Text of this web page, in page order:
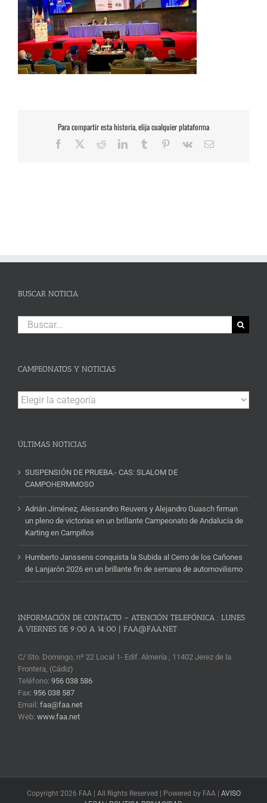
Para compartir esta historia, elija cualquier plataforma
Facebook RedditLinkedInTumblr Pinterest
Vk
Correo
BUSCAR NOTICIA
Buscar:
CAMPEONATOS Y NOTICIAS
Campeonatos
y
ÚLTIMAS NOTICIAS
SUSPENSIÓN DE PRUEBA.- CAS: SLALOM DE
CAMPOHERMMOSO
Adrián Jiménez, Alessandro Reuvers y Alejandro Guasch firman
un pleno de victorias en un brillante Campeonato de Andalucía de
Karting en Campillos
Humberto Janssens conquista la Subida al Cerro de los Cañones
de Lanjarón 2026 en un brillante fin de semana de automovilismo
INFORMACIÓN DE CONTACTO – ATENCIÓN TELEFÓNICA : LUNES
A VIERNES DE 9:00 A 14:00 | FAA@FAA.NET
C/ Sto. Domingo, nº 22 Local 1- Edif. Almería , 11402 Jerez de la
Frontera, (Cádiz)
Teléfono: 956 038 586
Fax: 956 038 587
Email: faa@faa.net
Web: www.faa.net
Copyright 2026 FAA | All Rights Reserved | Powered by FAA | AVISO